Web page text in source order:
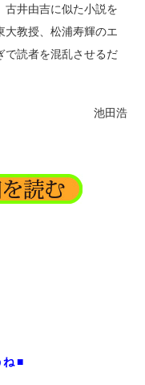
古井由吉に似た小説を
大教授、松浦寿輝のエ
で読者を混乱させるだ
池田浩
■